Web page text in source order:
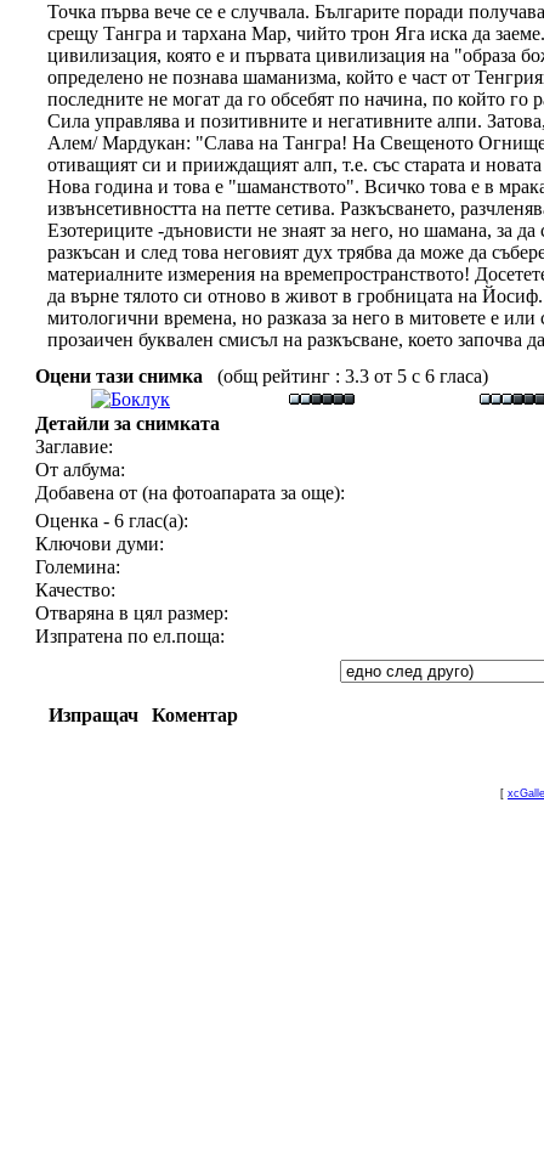
Точка първа вече се е случвала. Българите поради
срещу Тангра и тархана Мар, чийто трон Яга иска да
цивилизация, която е и първата цивилизация на "образа
определено не познава шаманизма, който е част от
последните не могат да го обсебят по начина, по който
Сила управлява и позитивните и негативните алпи.
Алем/ Мардукан: "Слава на Тангра! На Свещеното Огнище
отиващият си и прииждащият алп, т.е. със старата и
Нова година и това е "шаманството". Всичко това е в
извънсетивността на петте сетива. Разкъсването,
Езотериците -дъновисти не знаят за него, но шамана, за
разкъсан и след това неговият дух трябва да може да
материалните измерения на времепространството!
да върне тялото си отново в живот в гробницата на
митологични времена, но разказа за него в митовете е
прозаичен буквален смисъл на разкъсване, което започва
Оцени тази снимка
(общ рейтинг : 3.3 от 5 с 6 гласа)
Детайли за снимката
Заглавие:
От албума:
Добавена от (на фотоапарата за още):
Оценка - 6 глас(а):
Ключови думи:
Големина:
Качество:
Отваряна в цял размер:
Изпратена по ел.поща:
Изпращач Коментар
[